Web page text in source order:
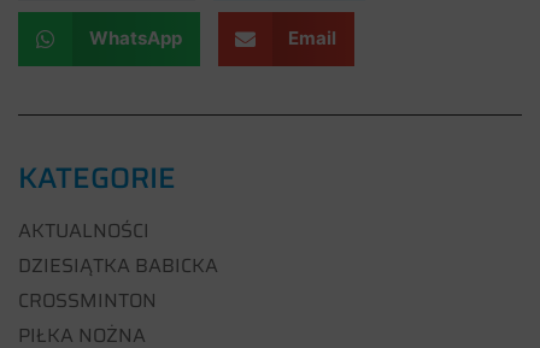
WhatsApp Email
KATEGORIE
AKTUALNOŚCI
DZIESIĄTKA BABICKA
CROSSMINTON
PIŁKA NOŻNA